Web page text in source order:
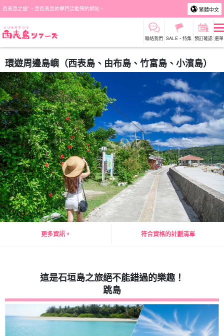
西表島之旅"，是西表島的專門活動預約網站。 繁體中文
聯絡我們 SALE・特集 預訂確認 選單
環遊周邊島嶼（西表島、由布島、竹富島、小濱島）
更多資訊。 符合資格的計劃清單
這是石垣島之旅絕不能錯過的樂趣！
跳島